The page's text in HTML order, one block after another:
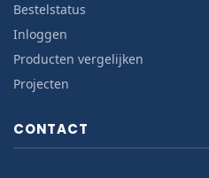
Bestelstatus
Inloggen
Producten vergelijken
Projecten
CONTACT